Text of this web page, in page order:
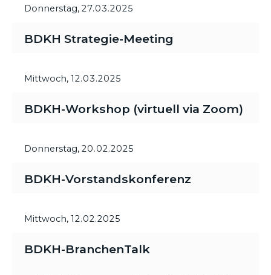
Donnerstag, 27.03.2025
BDKH Strategie-Meeting
Mittwoch, 12.03.2025
BDKH-Workshop (virtuell via Zoom)
Donnerstag, 20.02.2025
BDKH-Vorstandskonferenz
Mittwoch, 12.02.2025
BDKH-BranchenTalk